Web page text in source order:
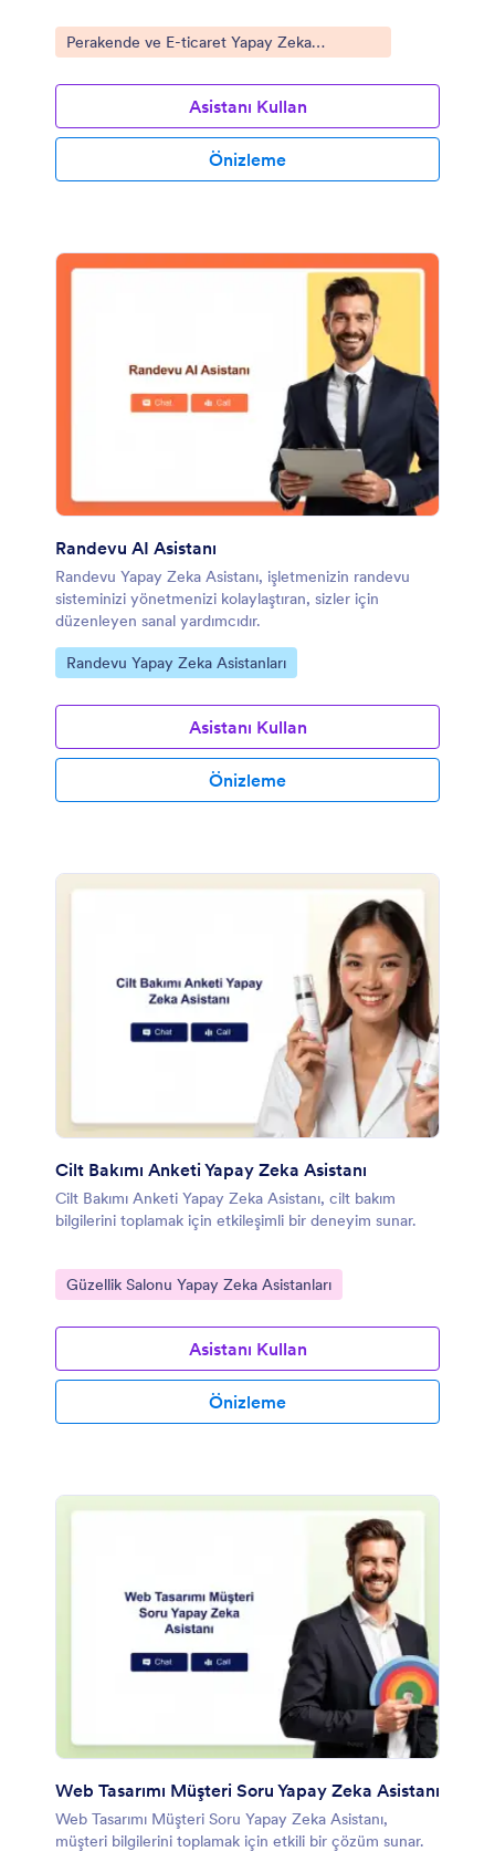
Kategoriye git:
Perakende ve E-ticaret Yapay Zeka
Asistanları
Asistanı Kullan
Önizleme
Randevu AI Asistanı
Randevu Yapay Zeka Asistanı, işletmenizin randevu
sisteminizi yönetmenizi kolaylaştıran, sizler için
düzenleyen sanal yardımcıdır.
Kategoriye git:
Randevu Yapay Zeka Asistanları
Asistanı Kullan
Önizleme
Cilt Bakımı Anketi Yapay Zeka Asistanı
Cilt Bakımı Anketi Yapay Zeka Asistanı, cilt bakım
bilgilerini toplamak için etkileşimli bir deneyim sunar.
Kategoriye git:
Güzellik Salonu Yapay Zeka Asistanları
Asistanı Kullan
Önizleme
Web Tasarımı Müşteri Soru Yapay Zeka Asistanı
Web Tasarımı Müşteri Soru Yapay Zeka Asistanı,
müşteri bilgilerini toplamak için etkili bir çözüm sunar.